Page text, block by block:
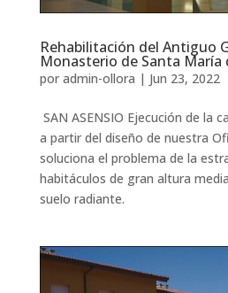
Rehabilitación del Antiguo
Monasterio de Santa María
por admin-ollora | Jun 23, 2022
SAN ASENSIO Ejecución de la
a partir del diseño de nuestra
soluciona el problema de la
habitáculos de gran altura
suelo radiante.